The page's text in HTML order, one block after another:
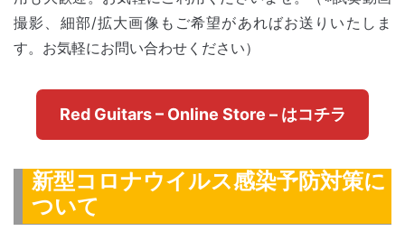
撮影、細部/拡大画像もご希望があればお送りいたしま
す。お気軽にお問い合わせください）
Red Guitars – Online Store – はコチラ
新型コロナウイルス感染予防対策に
ついて